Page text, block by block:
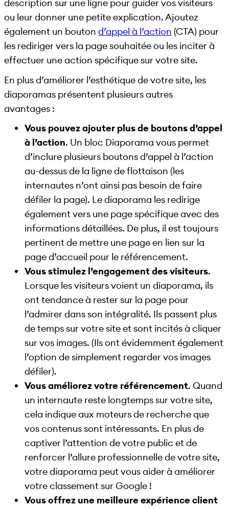
description sur une ligne pour guider vos visiteurs
ou leur donner une petite explication. Ajoutez
également un bouton d’appel à l’action (CTA) pour
les rediriger vers la page souhaitée ou les inciter à
effectuer une action spécifique sur votre site.
En plus d’améliorer l’esthétique de votre site, les
diaporamas présentent plusieurs autres
avantages :
Vous pouvez ajouter plus de boutons d’appel
à l’action. Un bloc Diaporama vous permet
d’inclure plusieurs boutons d’appel à l’action
au-dessus de la ligne de flottaison (les
internautes n’ont ainsi pas besoin de faire
défiler la page). Le diaporama les redirige
également vers une page spécifique avec des
informations détaillées. De plus, il est toujours
pertinent de mettre une page en lien sur la
page d’accueil pour le référencement.
Vous stimulez l’engagement des visiteurs.
Lorsque les visiteurs voient un diaporama, ils
ont tendance à rester sur la page pour
l’admirer dans son intégralité. Ils passent plus
de temps sur votre site et sont incités à cliquer
sur vos images. (Ils ont évidemment également
l’option de simplement regarder vos images
défiler).
Vous améliorez votre référencement. Quand
un internaute reste longtemps sur votre site,
cela indique aux moteurs de recherche que
vos contenus sont intéressants. En plus de
captiver l’attention de votre public et de
renforcer l’allure professionnelle de votre site,
votre diaporama peut vous aider à améliorer
votre classement sur Google !
Vous offrez une meilleure expérience client